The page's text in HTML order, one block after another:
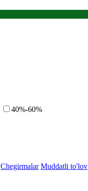
40%-60%
Chegirmalar Muddatli to'lov